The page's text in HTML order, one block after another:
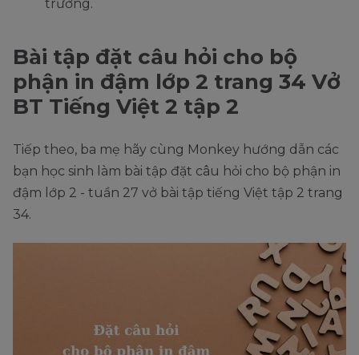
trường.
Bài tập đặt câu hỏi cho bộ
phận in đậm lớp 2 trang 34 Vở
BT Tiếng Việt 2 tập 2
Tiếp theo, ba mẹ hãy cùng Monkey hướng dẫn các
bạn học sinh làm bài tập đặt câu hỏi cho bộ phận in
đậm lớp 2 - tuần 27 vở bài tập tiếng Việt tập 2 trang
34.